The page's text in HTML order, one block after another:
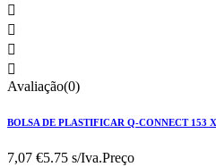




Avaliação(0)
BOLSA DE PLASTIFICAR Q-CONNECT 153
7,07 €5.75 s/Iva.Preço